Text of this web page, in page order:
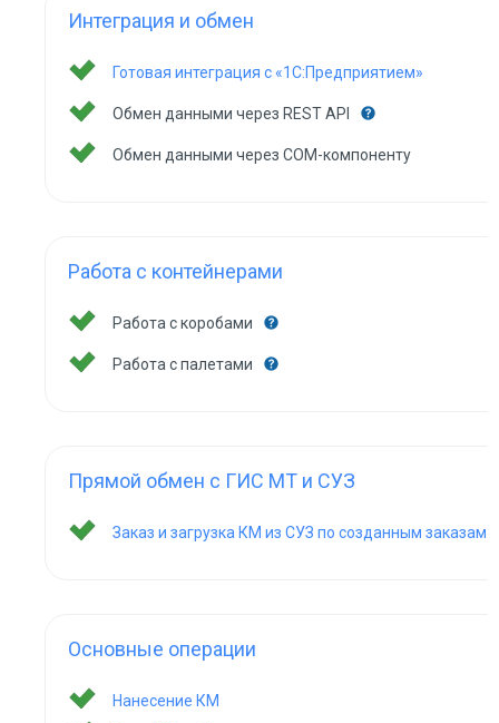
Интеграция и обмен
Готовая интеграция с «1С:Предприятием»
Обмен данными через REST API
Обмен данными через COM-компоненту
Работа с контейнерами
Работа с коробами
Работа с палетами
Прямой обмен с ГИС МТ и СУЗ
Заказ и загрузка КМ из СУЗ по созданным заказам
Основные операции
Нанесение КМ